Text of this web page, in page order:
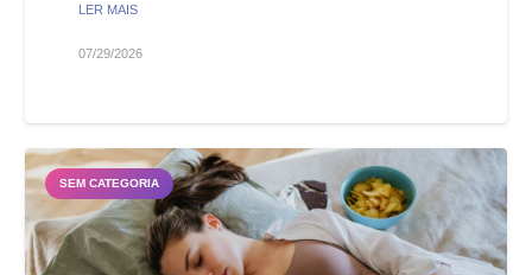
LER MAIS
07/29/2026
SEM CATEGORIA